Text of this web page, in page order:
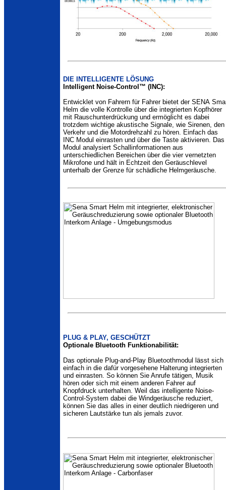
DIE INTELLIGENTE LÖSUNG
Intelligent Noise-Control™ (INC):
Entwicklet von Fahrern für Fahrer bietet der SENA
Helm die volle Kontrolle über die integrierten Kopfhörer
mit Rauschunterdrückung und ermöglicht es dabei
trotzdem wichtige akustische Signale, wie Sirenen, den
Verkehr und die Motordrehzahl zu hören. Einfach das
INC Modul einrasten und über die Taste aktivieren. Das
Modul analysiert Schallinformationen aus
unterschiedlichen Bereichen über die vier vernetzten
Mikrofone und hält in Echtzeit den Geräuschlevel
unterhalb der Grenze für schädliche Helmgeräusche.
PLUG & PLAY, GESCHÜTZT
Optionale Bluetooth Funktionabilität:
Das optionale Plug-and-Play Bluetoothmodul lässt sich
einfach in die dafür vorgesehene Halterung integrierten
und einrasten. So können Sie Anrufe tätigen, Musik
hören oder sich mit einem anderen Fahrer auf
Knopfdruck unterhalten. Weil das intelligente Noise-
Control-System dabei die Windgeräusche reduziert,
können Sie das alles in einer deutlich niedrigeren und
sicheren Lautstärke tun als jemals zuvor.